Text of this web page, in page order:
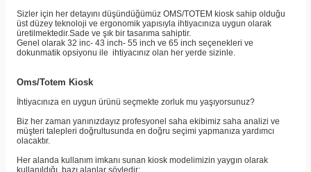
Sizler için her detayını düşündüğümüz OMS/TOTEM kiosk sahip olduğu
üst düzey teknoloji ve ergonomik yapısıyla ihtiyacınıza uygun olarak
üretilmektedir.Sade ve şık bir tasarıma sahiptir.
Genel olarak 32 inc- 43 inch- 55 inch ve 65 inch seçenekleri ve
dokunmatik opsiyonu ile ihtiyacınız olan her yerde sizinle.
Oms/Totem Kiosk
İhtiyacınıza en uygun ürünü seçmekte zorluk mu yaşıyorsunuz?
Biz her zaman yanınızdayız profesyonel saha ekibimiz saha analizi ve
müşteri talepleri doğrultusunda en doğru seçimi yapmanıza yardımcı
olacaktır.
Her alanda kullanım imkanı sunan kiosk modelimizin yaygın olarak
kullanıldığı bazı alanlar şöyledir;